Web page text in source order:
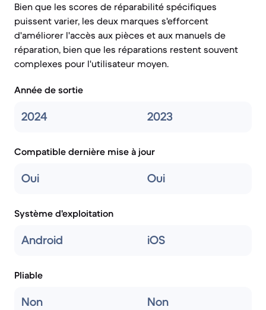
Bien que les scores de réparabilité spécifiques
puissent varier, les deux marques s'efforcent
d'améliorer l'accès aux pièces et aux manuels de
réparation, bien que les réparations restent souvent
complexes pour l'utilisateur moyen.
Année de sortie
2024 2023
Compatible dernière mise à jour
Oui Oui
Système d'exploitation
Android iOS
Pliable
Non Non